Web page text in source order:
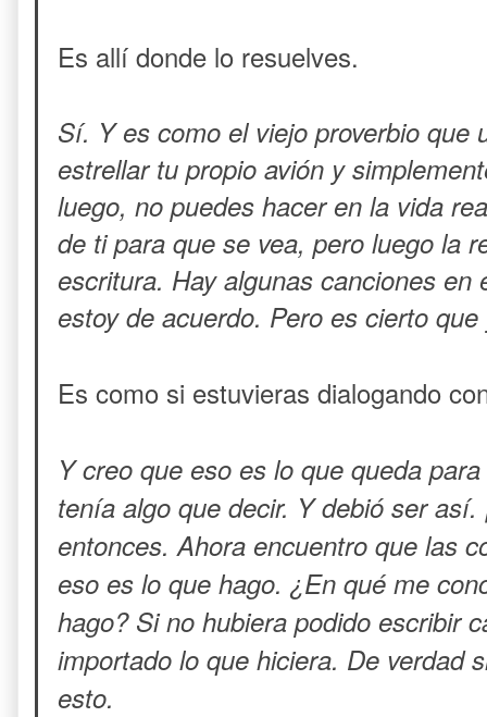
Es allí donde lo resuelves.
Sí. Y es como el viejo proverbio que
estrellar tu propio avión y
luego, no puedes hacer en la vida
de ti para que se vea, pero luego la
escritura. Hay algunas canciones en
estoy de acuerdo. Pero es cierto
Es como si estuvieras dialogando
Y creo que eso es lo que queda
tenía algo que decir. Y debió ser así.
entonces. Ahora encuentro que las
eso es lo que hago. ¿En qué me
hago? Si no hubiera podido escribir
importado lo que hiciera. De verdad
esto.